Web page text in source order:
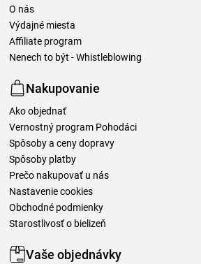
O nás
Výdajné miesta
Affiliate program
Nenech to být - Whistleblowing
Nakupovanie
Ako objednať
Vernostný program Pohodáci
Spôsoby a ceny dopravy
Spôsoby platby
Prečo nakupovať u nás
Nastavenie cookies
Obchodné podmienky
Starostlivosť o bielizeň
Vaše objednávky